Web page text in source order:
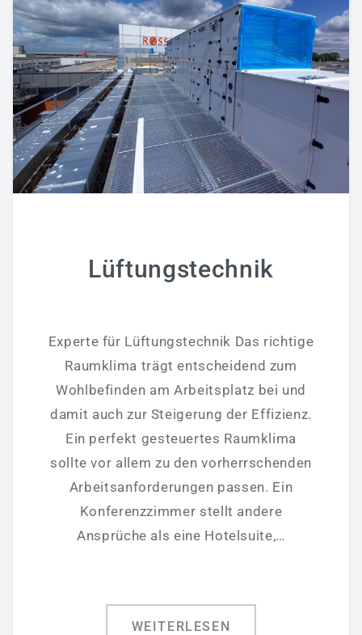
Klimatechnik
Automatisierungstechnik
Haustechnikservice
Wartung
Referenzen
SCHALTANLAGENBAU
Ansprechpartner
Aktuelles
Bildergalerie
Partner
Mediathek
Fernwartung
Lüftungstechnik
Experte für Lüftungstechnik Das richtige
Raumklima trägt entscheidend zum
Wohlbefinden am Arbeitsplatz bei und
damit auch zur Steigerung der Effizienz.
Ein perfekt gesteuertes Raumklima
sollte vor allem zu den vorherrschenden
Arbeitsanforderungen passen. Ein
Konferenzzimmer stellt andere
Ansprüche als eine Hotelsuite,…
WEITERLESEN